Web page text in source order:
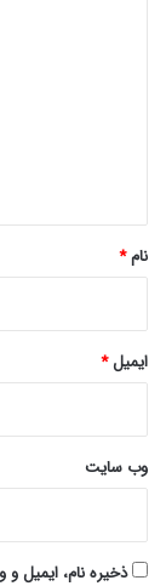
نام*
ایمیل*
وب‌ سایت
ذخیره نام، ایمیل